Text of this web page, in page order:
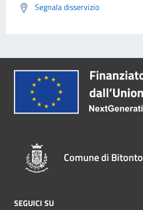
Segnala disservizio
Comune di Bitonto
SEGUICI SU